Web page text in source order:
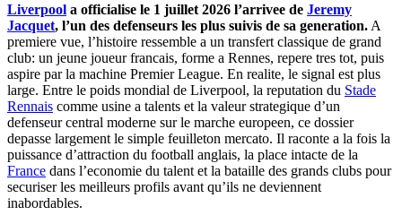
Liverpool a officialise le 1 juillet 2026 l’arrivee de Jeremy
Jacquet, l’un des defenseurs les plus suivis de sa generation. A
premiere vue, l’histoire ressemble a un transfert classique de grand
club: un jeune joueur francais, forme a Rennes, repere tres tot, puis
aspire par la machine Premier League. En realite, le signal est plus
large. Entre le poids mondial de Liverpool, la reputation du Stade
Rennais comme usine a talents et la valeur strategique d’un
defenseur central moderne sur le marche europeen, ce dossier
depasse largement le simple feuilleton mercato. Il raconte a la fois la
puissance d’attraction du football anglais, la place intacte de la
France dans l’economie du talent et la bataille des grands clubs pour
securiser les meilleurs profils avant qu’ils ne deviennent
inabordables.